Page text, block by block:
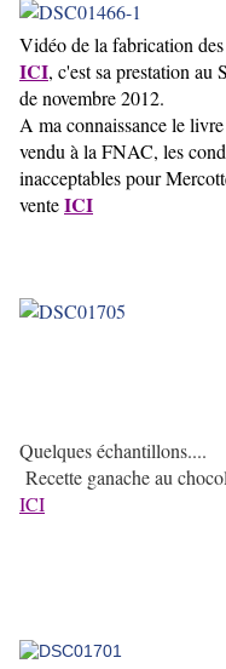
Vidéo de la fabrication
ICI, c'est sa prestation au
de novembre 2012.
A ma connaissance le
vendu à la FNAC, les
inacceptables pour
venteICI
Quelques échantillons....
Recette ganache au
ICI